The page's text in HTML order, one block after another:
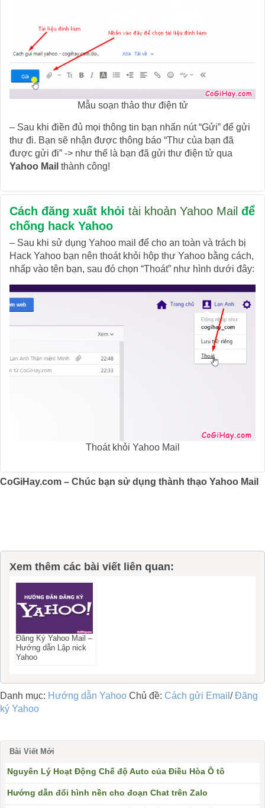
Mẫu soạn thảo thư điện tử
– Sau khi điền đủ mọi thông tin bạn nhấn nút “Gửi” để gửi
thư đi. Bạn sẽ nhận được thông báo “Thư của bạn đã
được gửi đi” -> như thế là bạn đã gửi thư điện tử qua
Yahoo Mail thành công!
Cách đăng xuất khỏi tài khoản Yahoo Mail để
chống hack Yahoo
– Sau khi sử dụng Yahoo mail để cho an toàn và trách bị
Hack Yahoo bạn nên thoát khỏi hộp thư Yahoo bằng cách,
nhấp vào tên bạn, sau đó chọn “Thoát” như hình dưới đây:
Thoát khỏi Yahoo Mail
CoGiHay.com – Chúc bạn sử dụng thành thạo Yahoo Mail
Xem thêm các bài viết liên quan:
Đăng Ký Yahoo Mail –
Hướng dẫn Lập nick
Yahoo
Danh mục: Hướng dẫn Yahoo Chủ đề: Cách gửi Email /Đăng
ký Yahoo
Bài Viết Mới
Nguyên Lý Hoạt Động Chế độ Auto của Điều Hòa Ô tô
Hướng dẫn đổi hình nền cho đoạn Chat trên Zalo